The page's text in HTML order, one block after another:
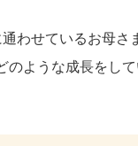
わせているお母
ような成長をし